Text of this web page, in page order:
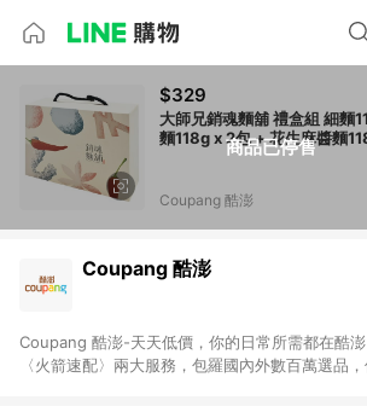
商品已停售
$329
大師兄銷魂麵舖 禮盒組 細麵
Coupang 酷澎
Coupang 酷澎
Coupang 酷澎-天天低價，你的日常所需都在酷澎
〈火箭速配〉兩大服務，包羅國內外數百萬選品